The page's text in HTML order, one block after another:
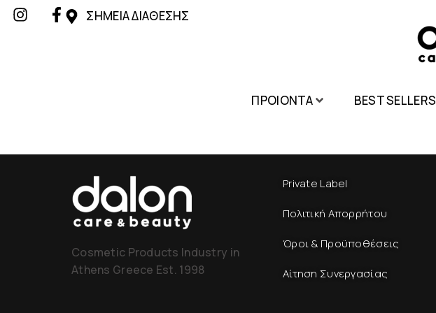
ΣΗΜΕΙΑ ΔΙΑΘΕΣΗΣ
ΠΡΟΙΟΝΤΑ BEST SELLERS
Cosmetic Products Industry in
Athens Greece Est. 1998
Private Label
Πολιτική Απορρήτου
Όροι & Προϋποθέσεις
Αίτηση Συνεργασίας